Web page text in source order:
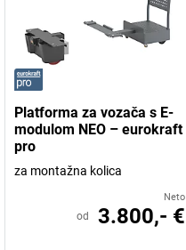
Platforma za vozača s E-
modulom NEO – eurokraft
pro
za montažna kolica
Neto
od 3.800,- €